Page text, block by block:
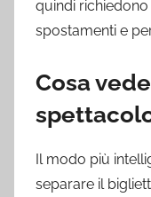
quindi
spostamenti e
Cosa
Il modo più
separare il